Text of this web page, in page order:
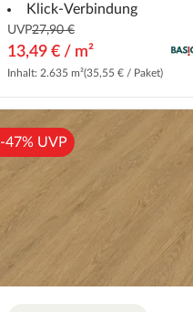
Klick-Verbindung
UVP27,90 €
13,49 € / m²
Inhalt: 2.635 m²(35,55 € / Paket)
-47% UVP